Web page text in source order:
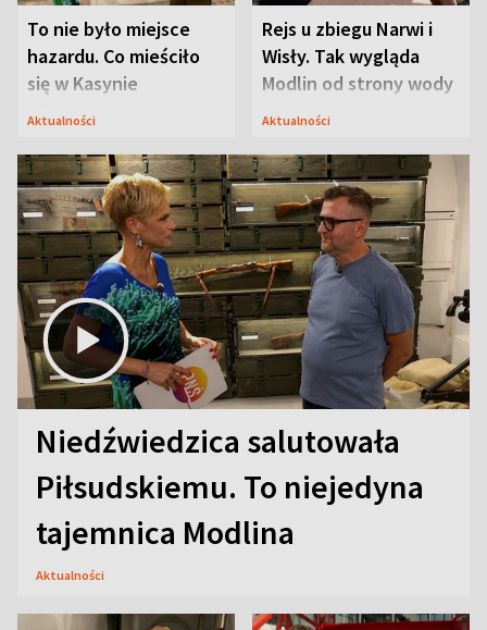
To nie było miejsce
hazardu. Co mieściło
się w Kasynie
Oficerskim?
Aktualności
Rejs u zbiegu Narwi i
Wisły. Tak wygląda
Modlin od strony wody
Aktualności
Niedźwiedzica salutowała
Piłsudskiemu. To niejedyna
tajemnica Modlina
Aktualności